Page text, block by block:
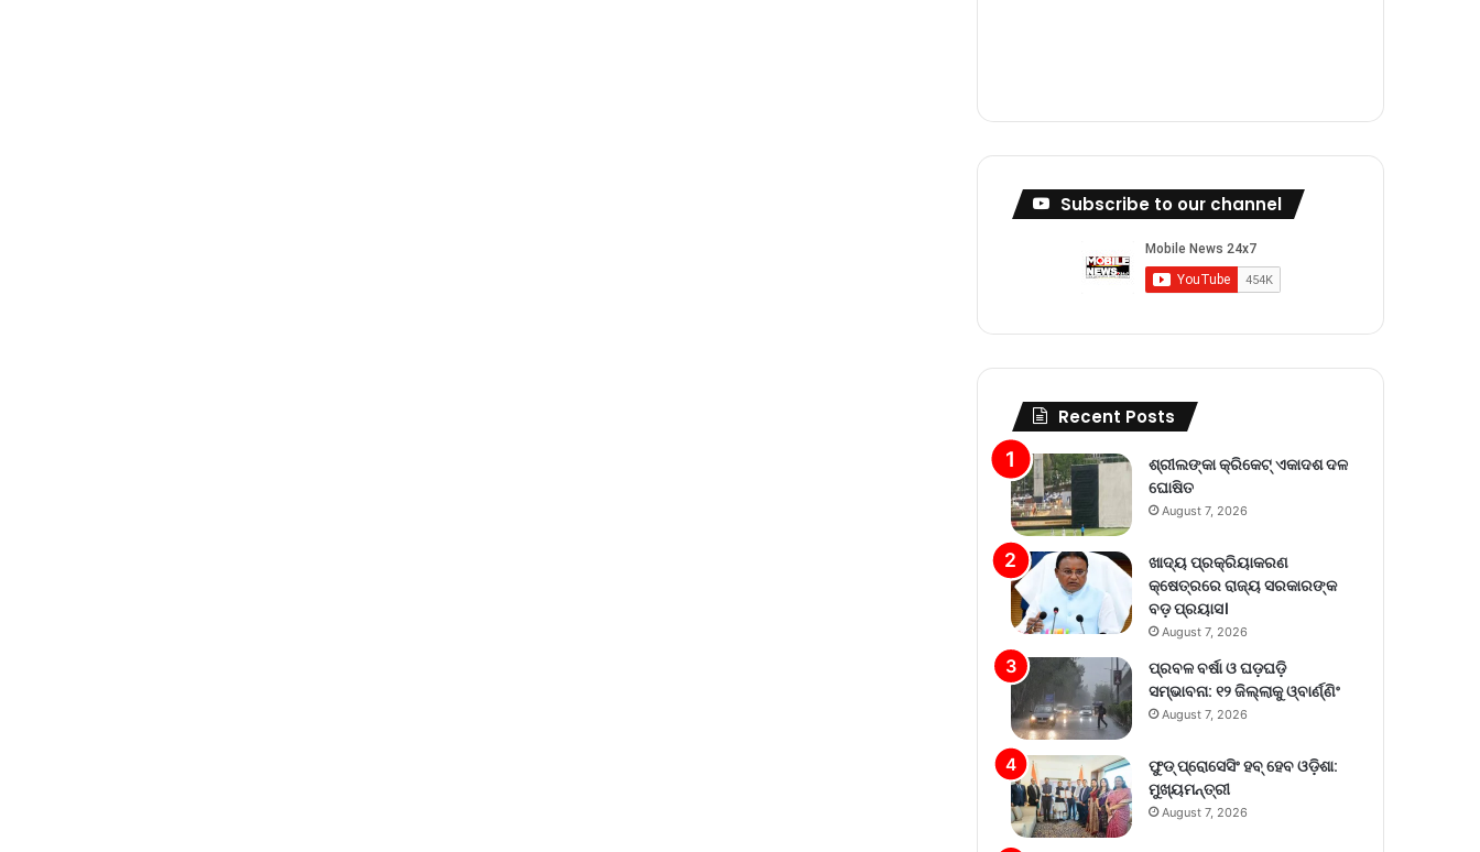
Subscribe to our channel
Recent Posts
ଶ୍ରୀଲଙ୍କା କ୍ରିକେଟ୍‌ ଏକାଦଶ ଦଳ
ଘୋଷିତ
August 7, 2026
ଖାଦ୍ୟ ପ୍ରକ୍ରିୟାକରଣ
କ୍ଷେତ୍ରରେ ରାଜ୍ୟ ସରକାରଙ୍କ
ବଡ଼ ପ୍ରୟାସ।
August 7, 2026
ପ୍ରବଳ ବର୍ଷା ଓ ଘଡ଼ଘଡ଼ି
ସମ୍ଭାବନା: ୧୨ ଜିଲ୍ଲାକୁ ଓ୍ବାର୍ଣ୍ଣିଂ
August 7, 2026
ଫୁଡ୍ ପ୍ରୋସେସିଂ ହବ୍ ହେବ ଓଡ଼ିଶା:
ମୁଖ୍ୟମନ୍ତ୍ରୀ
August 7, 2026